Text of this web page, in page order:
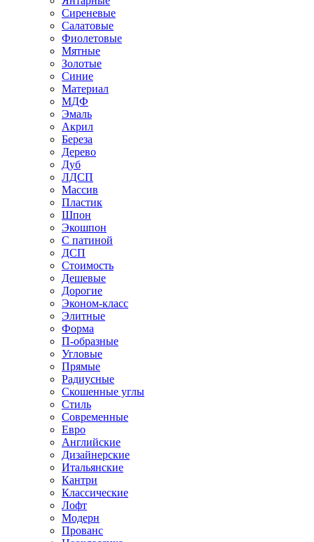
Сиреневые
Салатовые
Фиолетовые
Мятные
Золотые
Синие
Материал
МДФ
Эмаль
Акрил
Береза
Дерево
Дуб
ЛДСП
Массив
Пластик
Шпон
Экошпон
С патиной
ДСП
Стоимость
Дешевые
Дорогие
Эконом-класс
Элитные
Форма
П-образные
Угловые
Прямые
Радиусные
Скошенные углы
Стиль
Современные
Евро
Английские
Дизайнерские
Итальянские
Кантри
Классические
Лофт
Модерн
Прованс